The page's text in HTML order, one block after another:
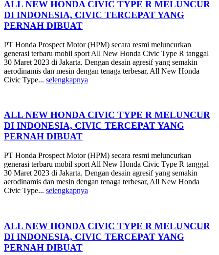
ALL NEW HONDA CIVIC TYPE R MELUNCUR
DI INDONESIA, CIVIC TERCEPAT YANG
PERNAH DIBUAT
PT Honda Prospect Motor (HPM) secara resmi meluncurkan
generasi terbaru mobil sport All New Honda Civic Type R tanggal
30 Maret 2023 di Jakarta. Dengan desain agresif yang semakin
aerodinamis dan mesin dengan tenaga terbesar, All New Honda
Civic Type... selengkapnya
ALL NEW HONDA CIVIC TYPE R MELUNCUR
DI INDONESIA, CIVIC TERCEPAT YANG
PERNAH DIBUAT
PT Honda Prospect Motor (HPM) secara resmi meluncurkan
generasi terbaru mobil sport All New Honda Civic Type R tanggal
30 Maret 2023 di Jakarta. Dengan desain agresif yang semakin
aerodinamis dan mesin dengan tenaga terbesar, All New Honda
Civic Type... selengkapnya
ALL NEW HONDA CIVIC TYPE R MELUNCUR
DI INDONESIA, CIVIC TERCEPAT YANG
PERNAH DIBUAT